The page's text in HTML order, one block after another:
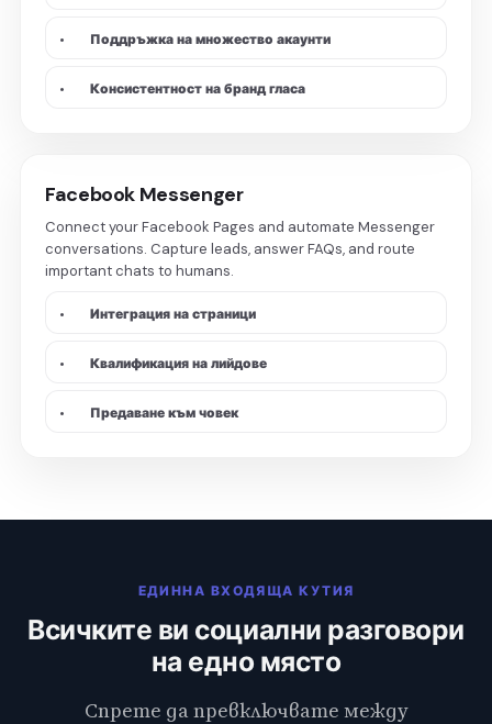
• Поддръжка на множество акаунти
• Консистентност на бранд гласа
Facebook Messenger
Connect your Facebook Pages and automate Messenger
conversations. Capture leads, answer FAQs, and route
important chats to humans.
• Интеграция на страници
• Квалификация на лийдове
• Предаване към човек
ЕДИННА ВХОДЯЩА КУТИЯ
Всичките ви социални разговори
на едно място
Спрете да превключвате между